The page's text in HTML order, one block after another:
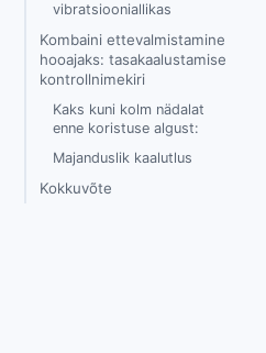
vibratsiooniallikas
Kombaini ettevalmistamine
hooajaks: tasakaalustamise
kontrollnimekiri
Kaks kuni kolm nädalat
enne koristuse algust:
Majanduslik kaalutlus
Kokkuvõte